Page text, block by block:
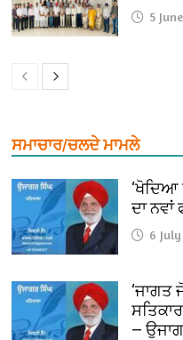
5
ਸਮਾਚਾਰ/ਚਲਦੇ ਮਾਮਲੇ
‘ਖੋਦਿਆ
ਦਾ
6
‘ਜਾਗਤ
—